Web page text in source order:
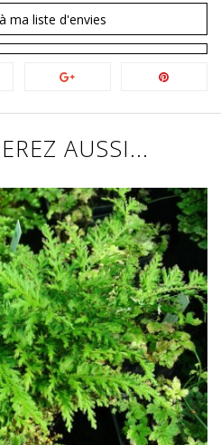
ma liste d'envies
AUSSI...